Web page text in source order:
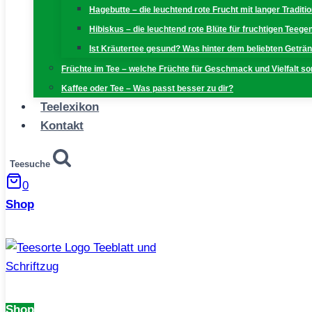
Hagebutte – die leuchtend rote Frucht mit langer
Hibiskus – die leuchtend rote Blüte für fruchtigen
Ist Kräutertee gesund? Was hinter dem beliebten
Früchte im Tee – welche Früchte für Geschmack und Vielfalt
Kaffee oder Tee – Was passt besser zu dir?
Teelexikon
Kontakt
Teesuche
0
Shop